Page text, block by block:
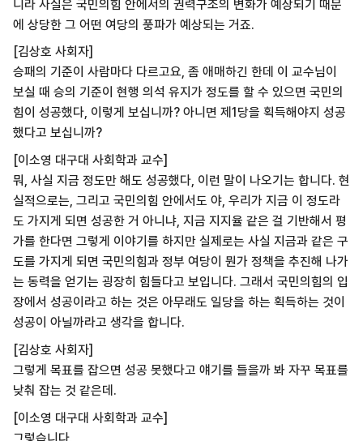
니라 사실은 국민의힘 안에서의 권력구조의 변화가 예상되기 때문
에 상당한 그 어떤 여당의 풍파가 예상되는 거죠.
[김상호 사회자]
승패의 기준이 사람마다 다르고요, 좀 애매하긴 한데 이 교수님이
보실 때 승의 기준이 현행 의석 유지가 정도를 할 수 있으면 국민의
힘이 성공했다, 이렇게 보십니까? 아니면 제1당을 획득해야지 성공
했다고 보십니까?
[이소영 대구대 사회학과 교수]
뭐, 사실 지금 정도만 해도 성공했다, 이런 말이 나오기는 합니다. 현
실적으로는, 그리고 국민의힘 안에서도 야, 우리가 지금 이 정도라
도 가지게 되면 성공한 거 아니냐, 지금 지지율 같은 걸 기반해서 평
가를 한다면 그렇게 이야기를 하지만 실제로는 사실 지금과 같은 구
도를 가지게 되면 국민의힘과 정부 여당이 뭔가 정책을 추진해 나가
는 동력을 얻기는 굉장히 힘들다고 보입니다. 그래서 국민의힘의 입
장에서 성공이라고 하는 것은 아무래도 일당을 하는 획득하는 것이
성공이 아닐까라고 생각을 합니다.
[김상호 사회자]
그렇게 목표를 잡으면 성공 못했다고 얘기를 들을까 봐 자꾸 목표를
낮춰 잡는 것 같은데.
[이소영 대구대 사회학과 교수]
그렇습니다.